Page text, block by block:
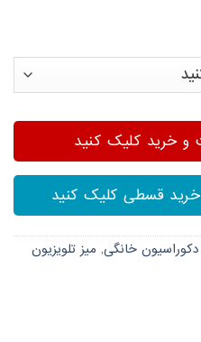
خرید کلیک کنید
قسطی کلیک کنید
دکوراسیون خانگی, میز تلویزیون